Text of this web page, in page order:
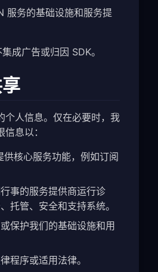
服务的基础设施和服务提
成广告或归因 SDK。
个人信息。仅在必要时，我
息以：
核心服务功能，例如订阅
事的服务提供商运行诊
托管、安全和支持系统。
保护我们的基础设施和用
程序或适用法律。